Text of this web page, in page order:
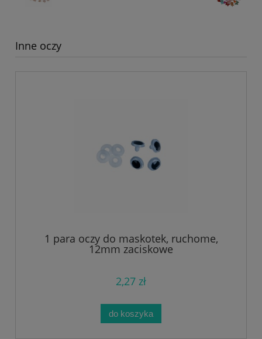
Inne oczy
1 para oczy do maskotek, ruchome,
12mm zaciskowe
2,27 zł
do koszyka